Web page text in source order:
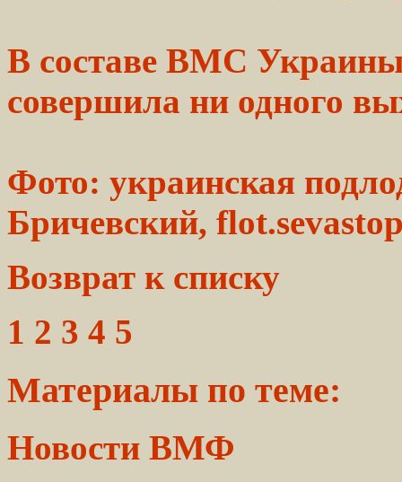
В составе ВМС
совершила ни одного
Фото: украинская
Бричевский,
Возврат к списку
1 2 3 4 5
Материалы по теме:
Новости ВМФ